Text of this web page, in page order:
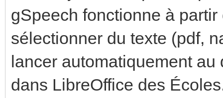
gSpeech fonctionne à
sélectionner du texte (pdf,
lancer automatiquement
dans LibreOffice des